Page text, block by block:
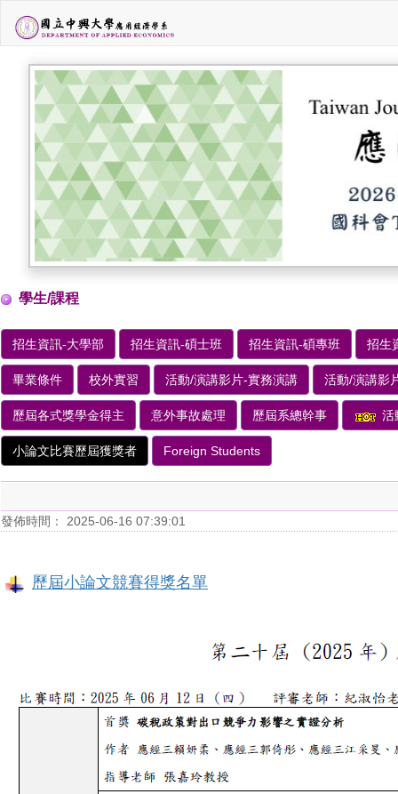
學生/課程
招生資訊-大學部 招生資訊-碩士班 招生資訊-碩專班 招生
畢業條件 校外實習 活動/演講影片-實務演講 活動/演講影
歷屆各式獎學金得主 意外事故處理 歷屆系總幹事 活
小論文比賽歷屆獲獎者 Foreign Students
發佈時間： 2025-06-16 07:39:01
歷屆小論文競賽得獎名單